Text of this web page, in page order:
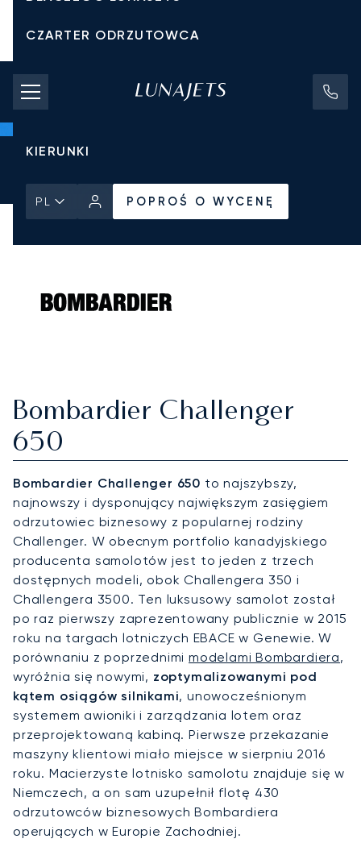
CZARTER ODRZUTOWCA
KOSZTY CZARTERU
PRYWATNE ODRZUTOWCE
KIERUNKI
PL POPROŚ O WYCENĘ
Bombardier Challenger
650
Bombardier Challenger 650 to najszybszy,
najnowszy i dysponujący największym zasięgiem
odrzutowiec biznesowy z popularnej rodziny
Challenger. W obecnym portfolio kanadyjskiego
producenta samolotów jest to jeden z trzech
dostępnych modeli, obok Challengera 350 i
Challengera 3500. Ten luksusowy samolot został
po raz pierwszy zaprezentowany publicznie w 2015
roku na targach lotniczych EBACE w Genewie. W
porównaniu z poprzednimimodelami Bombardiera,
wyróżnia się nowymi, zoptymalizowanymi pod
kątem osiągów silnikami, unowocześnionym
systemem awioniki i zarządzania lotem oraz
przeprojektowaną kabiną. Pierwsze przekazanie
maszyny klientowi miało miejsce w sierpniu 2016
roku. Macierzyste lotnisko samolotu znajduje się w
Niemczech, a on sam uzupełnił flotę 430
odrzutowców biznesowych Bombardiera
operujących w Europie Zachodniej.